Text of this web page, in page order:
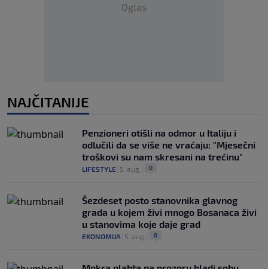
Oglas
NAJČITANIJE
Penzioneri otišli na odmor u Italiju i
odlučili da se više ne vraćaju: "Mjesečni
troškovi su nam skresani na trećinu"
LIFESTYLE 5. aug. 0
Šezdeset posto stanovnika glavnog
grada u kojem živi mnogo Bosanaca živi
u stanovima koje daje grad
EKONOMIJA 5. aug. 0